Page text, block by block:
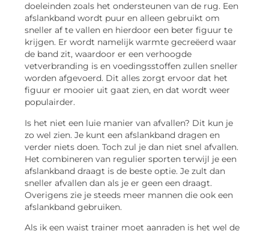
doeleinden zoals het ondersteunen van de rug. Een
afslankband wordt puur en alleen gebruikt om
sneller af te vallen en hierdoor een beter figuur te
krijgen. Er wordt namelijk warmte gecreëerd waar
de band zit, waardoor er een verhoogde
vetverbranding is en voedingsstoffen zullen sneller
worden afgevoerd. Dit alles zorgt ervoor dat het
figuur er mooier uit gaat zien, en dat wordt weer
populairder.
Is het niet een luie manier van afvallen? Dit kun je
zo wel zien. Je kunt een afslankband dragen en
verder niets doen. Toch zul je dan niet snel afvallen.
Het combineren van regulier sporten terwijl je een
afslankband draagt is de beste optie. Je zult dan
sneller afvallen dan als je er geen een draagt.
Overigens zie je steeds meer mannen die ook een
afslankband gebruiken.
Als ik een waist trainer moet aanraden is het wel de